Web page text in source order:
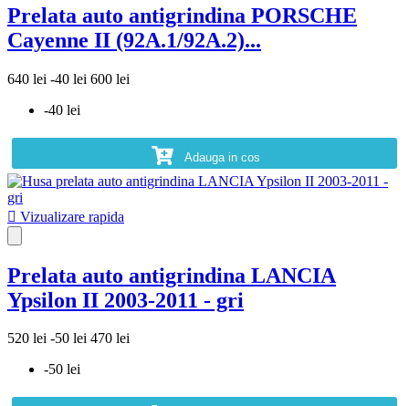
Prelata auto antigrindina PORSCHE
Cayenne II (92A.1/92A.2)...
640 lei -40 lei 600 lei
-40 lei
Adauga in cos
 Vizualizare rapida
Prelata auto antigrindina LANCIA
Ypsilon II 2003-2011 - gri
520 lei -50 lei 470 lei
-50 lei